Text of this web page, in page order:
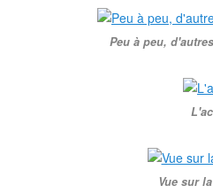
Peu à peu,
Vue sur